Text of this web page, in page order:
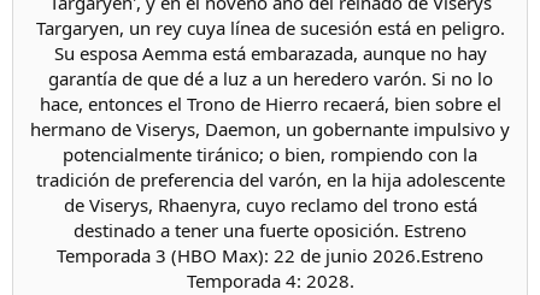
Targaryen, un rey cuya línea de sucesión está en peligro.
Su esposa Aemma está embarazada, aunque no hay
garantía de que dé a luz a un heredero varón. Si no lo
hace, entonces el Trono de Hierro recaerá, bien sobre el
hermano de Viserys, Daemon, un gobernante impulsivo y
potencialmente tiránico; o bien, rompiendo con la
tradición de preferencia del varón, en la hija adolescente
de Viserys, Rhaenyra, cuyo reclamo del trono está
destinado a tener una fuerte oposición. Estreno
Temporada 3 (HBO Max): 22 de junio 2026.Estreno
Temporada 4: 2028.